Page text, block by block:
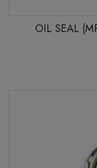
OIL SEAL